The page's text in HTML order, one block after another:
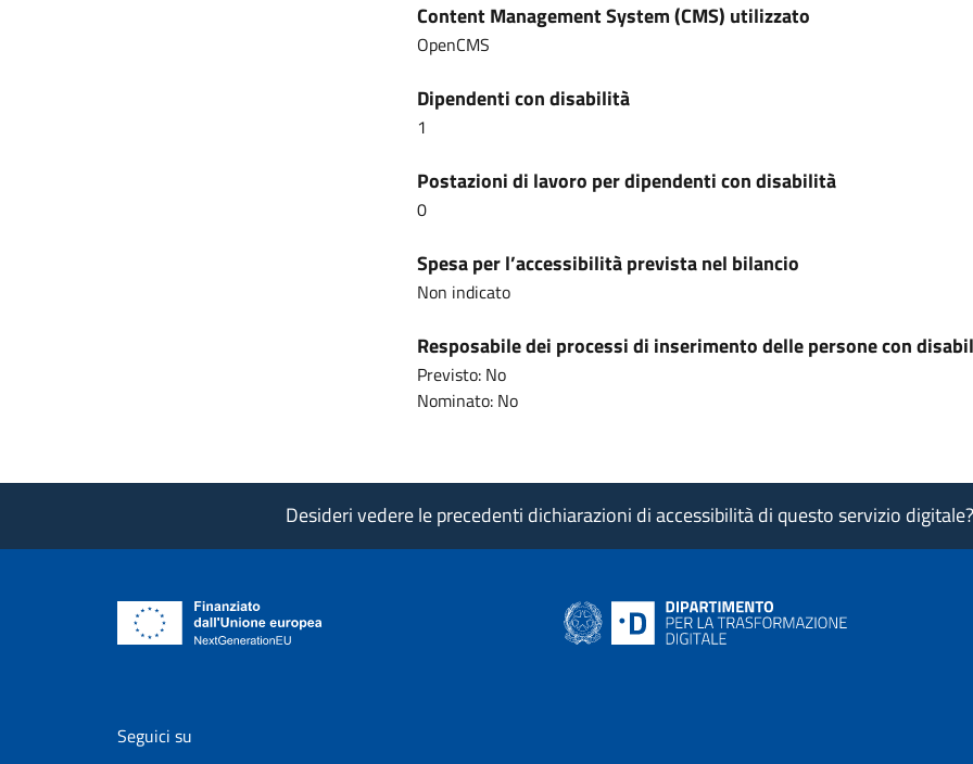
Content Management System (CMS) utilizzato
OpenCMS
Dipendenti con disabilità
1
Postazioni di lavoro per dipendenti con disabilità
0
Spesa per l’accessibilità prevista nel bilancio
Non indicato
Resposabile dei processi di inserimento delle persone con
Previsto: No
Nominato: No
Desideri vedere le precedenti dichiarazioni di accessibilità di questo servizio digitale?
Seguici su